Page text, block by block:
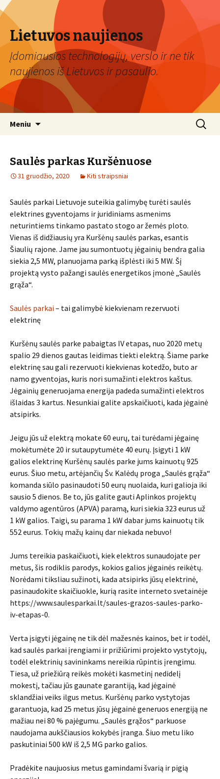
Lietuvos naujienos
Įdomiausios technologijų, verslo ir ne tik
naujienos iš Lietuvos ir pasaulio.
Meniu Ieškoti:
Saulės parkas Kuršėnuose
31 gruodžio, 2020 Kiti straipsniai
Saulės parkai Lietuvoje suteikia galimybę turėti saulės
elektrines gyventojams ir juridiniams asmenims
neturintiems tinkamo pastato stogo ar žemės ploto.
Vienas iš didžiausių yra Kuršėnų saulės parkas, esantis
Šiaulių rajone. Jame jau sumontuotų jėgainių bendra galia
siekia 2,5 MW, planuojama parką išplėsti iki 5 MW. Šį
projektą vysto pažangi saulės energetikos įmonė „Saulės
grąža“.
Saulės parkai– tai galimybė kiekvienam rezervuoti
elektrinę
Kuršėnų saulės parke pabaigtas IV etapas, nuo 2020 metų
spalio 29 dienos gautas leidimas tiekti elektrą. Šiame parke
elektrinę sau gali rezervuoti kiekvienas kotedžo, buto ar
namo gyventojas, kuris nori sumažinti elektros kaštus.
Jėgainių generuojama energija padeda sumažinti elektros
išlaidas 3 kartus. Nesunkiai galite apskaičiuoti, kada jėgainė
atsipirks.
Jeigu jūs už elektrą mokate 60 eurų, tai turėdami jėgainę
mokėtumėte 20 ir sutaupytumėte 40 eurų. Įsigyti 1 kW
galios elektrinę Kuršėnų saulės parke jums kainuotų 925
eurus. Šiuo metu, artėjančių Šv. Kalėdų proga „Saulės grąža“
komanda siūlo pasinaudoti 50 eurų nuolaida, kuri galioja iki
sausio 5 dienos. Be to, jūs galite gauti Aplinkos projektų
valdymo agentūros (APVA) paramą, kuri siekia 323 eurus už
1 kW galios. Taigi, su parama 1 kW dabar jums kainuotų tik
552 eurus. Tokių mažų kainų dar niekada nebuvo!
Jums tereikia paskaičiuoti, kiek elektros sunaudojate per
metus, šis rodiklis parodys, kokios galios jėgainės reikėtų.
Norėdami tiksliau sužinoti, kada atsipirks jūsų elektrinė,
pasinaudokite skaičiuokle, kurią rasite interneto svetainėje
https://www.saulesparkai.lt/saules-grazos-saules-parko-
iv-etapas-0.
Verta įsigyti jėgainę ne tik dėl mažesnės kainos, bet ir todėl,
kad saulės parkai įrengiami ir prižiūrimi projekto vystytojų,
todėl elektrinių savininkams nereikia rūpintis įrengimu.
Tiesa, už priežiūrą reikės mokėti kasmetinį nedidelį
mokestį, tačiau jūs gaunate garantiją, kad jėgainė
sklandžiai veiks ilgus metus. Kuršėnų parko vystytojas
garantuoja, kad 25 metus jūsų jėgainė generuos energiją ne
mažiau nei 80 % pajėgumu. „Saulės grąžos“ parkuose
naudojama aukščiausios kokybės įranga. Šiuo metu liko
paskutiniai 500 kW iš 2,5 MG parko galios.
Pradėkite naujuosius metus gamindami švarią ir pigią